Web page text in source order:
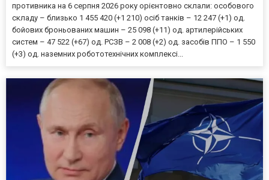
противника на 6 серпня 2026 року орієнтовно склали: особового
складу – близько 1 455 420 (+1 210) осіб танків – 12 247 (+1) од.
бойових броньованих машин – 25 098 (+11) од. артилерійських
систем – 47 522 (+67) од. РСЗВ – 2 008 (+2) од. засобів ППО – 1 550
(+3) од. наземних робототехнічних комплексі...